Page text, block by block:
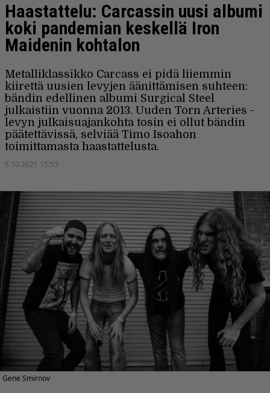
Haastattelu: Carcassin uusi albumi
koki pandemian keskellä Iron
Maidenin kohtalon
Metalliklassikko Carcass ei pidä liiemmin
kiirettä uusien levyjen äänittämisen suhteen:
bändin edellinen albumi Surgical Steel
julkaistiin vuonna 2013. Uuden Torn Arteries -
levyn julkaisuajankohta tosin ei ollut bändin
päätettävissä, selviää Timo Isoahon
toimittamasta haastattelusta.
5.10.2021 15:53
Gene Smirnov